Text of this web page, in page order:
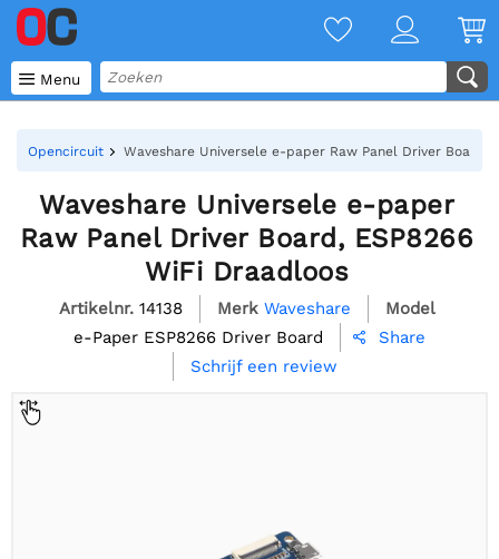
 Menu
Opencircuit Waveshare Universele e-paper Raw Panel Driver Board,
Waveshare Universele e-paper
Raw Panel Driver Board, ESP8266
WiFi Draadloos
Artikelnr. 14138 Merk Waveshare
Model
e-Paper ESP8266 Driver Board

Share
Schrijf een review